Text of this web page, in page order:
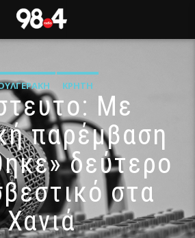
ΚΡΉΤΗ
Με
παρέμβαση
δεύτερο
στα
Χανιά